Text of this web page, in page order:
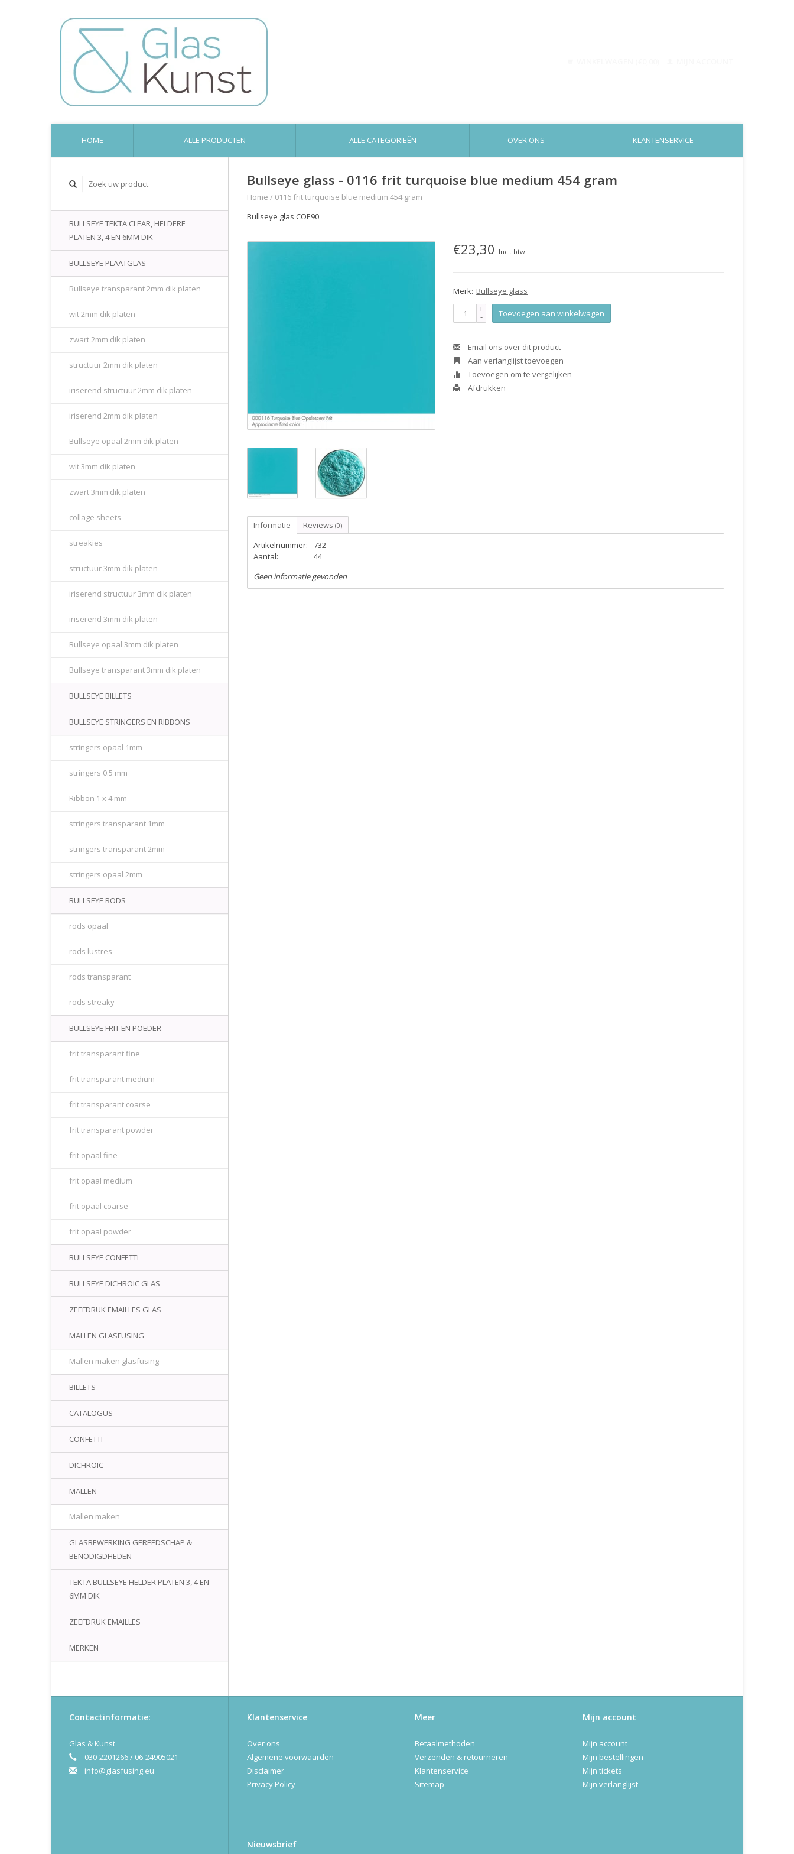
HOME ALLE PRODUCTEN ALLE CATEGORIEËN OVER ONS KLANTENSERVICE
BULLSEYE TEKTA CLEAR, HELDERE
PLATEN 3, 4 EN 6MM DIK
BULLSEYE PLAATGLAS
Bullseye transparant 2mm dik platen
wit 2mm dik platen
zwart 2mm dik platen
structuur 2mm dik platen
iriserend structuur 2mm dik platen
iriserend 2mm dik platen
Bullseye opaal 2mm dik platen
wit 3mm dik platen
zwart 3mm dik platen
collage sheets
streakies
structuur 3mm dik platen
iriserend structuur 3mm dik platen
iriserend 3mm dik platen
Bullseye opaal 3mm dik platen
Bullseye transparant 3mm dik platen
BULLSEYE BILLETS
BULLSEYE STRINGERS EN RIBBONS
stringers opaal 1mm
stringers 0.5 mm
Ribbon 1 x 4 mm
stringers transparant 1mm
stringers transparant 2mm
stringers opaal 2mm
BULLSEYE RODS
rods opaal
rods lustres
rods transparant
rods streaky
BULLSEYE FRIT EN POEDER
frit transparant fine
frit transparant medium
frit transparant coarse
frit transparant powder
frit opaal fine
frit opaal medium
frit opaal coarse
frit opaal powder
BULLSEYE CONFETTI
BULLSEYE DICHROIC GLAS
ZEEFDRUK EMAILLES GLAS
MALLEN GLASFUSING
Mallen maken glasfusing
BILLETS
CATALOGUS
CONFETTI
DICHROIC
MALLEN
Mallen maken
GLASBEWERKING GEREEDSCHAP &
BENODIGDHEDEN
TEKTA BULLSEYE HELDER PLATEN 3, 4 EN
6MM DIK
ZEEFDRUK EMAILLES
MERKEN
Bullseye glass - 0116 frit turquoise blue medium 454 gram
Home / 0116 frit turquoise blue medium 454 gram
Bullseye glas COE90
€23,30 Incl. btw
Merk: Bullseye glass
+
- Toevoegen aan winkelwagen
Email ons over dit product
Aan verlanglijst toevoegen
Toevoegen om te vergelijken
Afdrukken
Informatie Reviews (0)
Artikelnummer:
732
Aantal:
44
Geen informatie gevonden
Contactinformatie:
Glas & Kunst
030-2201266 / 06-24905021
info@glasfusing.eu
Klantenservice
Over ons
Algemene voorwaarden
Disclaimer
Privacy Policy
Meer
Betaalmethoden
Verzenden & retourneren
Klantenservice
Sitemap
Mijn account
Mijn account
Mijn bestellingen
Mijn tickets
Mijn verlanglijst
Nieuwsbrief